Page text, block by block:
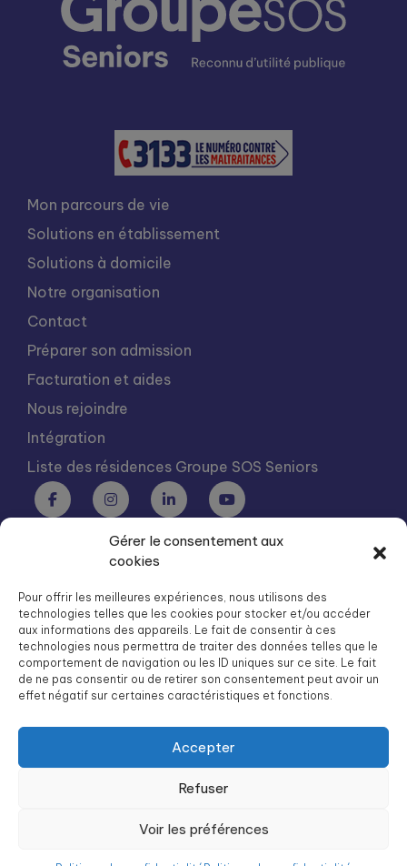
Gérer le consentement aux
cookies
Pour offrir les meilleures expériences, nous utilisons des
technologies telles que les cookies pour stocker et/ou accéder
aux informations des appareils. Le fait de consentir à ces
technologies nous permettra de traiter des données telles que le
comportement de navigation ou les ID uniques sur ce site. Le fait
de ne pas consentir ou de retirer son consentement peut avoir un
effet négatif sur certaines caractéristiques et fonctions.
Accepter
Refuser
Voir les préférences
Mon parcours de vie
Solutions en établissement
Solutions à domicile
Notre organisation
Contact
Préparer son admission
Facturation et aides
Nous rejoindre
Intégration
Liste des résidences Groupe SOS Seniors
Groupe SOS Seniors est une association du Groupe SOS
dg.seniors@groupe-sos.org
ARPAVIE est une association du Groupe SOS